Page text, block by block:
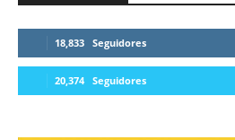
18,833 Seguidores
20,374 Seguidores